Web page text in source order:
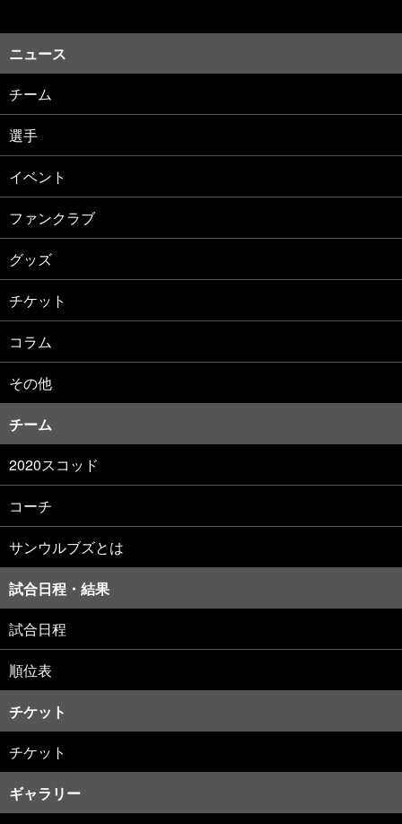
ニュース
チーム
選手
イベント
ファンクラブ
グッズ
チケット
コラム
その他
チーム
2020スコッド
コーチ
サンウルブズとは
試合日程・結果
試合日程
順位表
チケット
チケット
ギャラリー